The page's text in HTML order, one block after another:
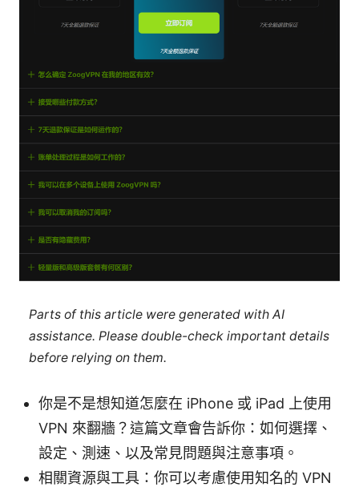
Parts of this article were generated with AI
assistance. Please double-check important details
before relying on them.
你是不是想知道怎麼在 iPhone 或 iPad 上使用
VPN 來翻牆？這篇文章會告訴你：如何選擇、
設定、測速、以及常見問題與注意事項。
相關資源與工具：你可以考慮使用知名的 VPN